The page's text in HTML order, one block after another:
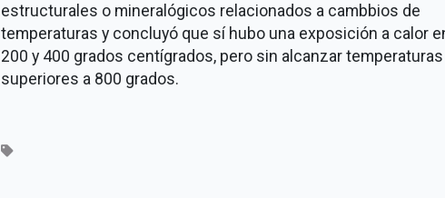
estructurales o mineralógicos relacionados a cambbios de
temperaturas y concluyó que sí hubo una exposición a calor
200 y 400 grados centígrados, pero sin alcanzar temperaturas
superiores a 800 grados.